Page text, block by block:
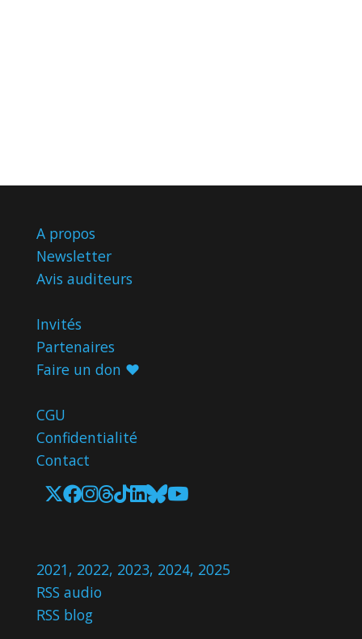
A propos
Newsletter
Avis auditeurs
Invités
Partenaires
Faire un don ♥️
CGU
Confidentialité
Contact
2021, 2022, 2023, 2024, 2025
RSS audio
RSS blog